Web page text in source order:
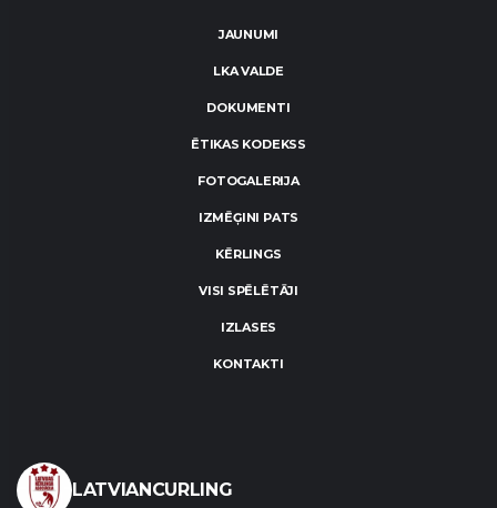
JAUNUMI
LKA VALDE
DOKUMENTI
ĒTIKAS KODEKSS
FOTOGALERIJA
IZMĒĢINI PATS
KĒRLINGS
VISI SPĒLĒTĀJI
IZLASES
KONTAKTI
LATVIANCURLING